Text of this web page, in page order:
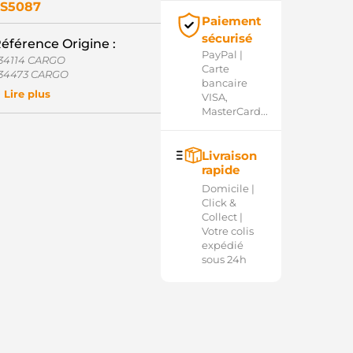
Origine :
CARGO
CARGO
8398 WAI / TRANSPO
8398-1 WAI / TRANSPO
MITSUBISHI
Lire plus
Paiement
sécurisé
PayPal |
Carte
bancaire
VISA,
MasterCard...
Livraison
rapide
Domicile |
Click &
Collect |
Votre colis
expédié
sous 24h